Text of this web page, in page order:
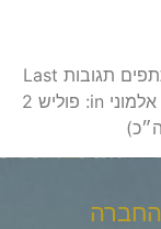
חיפוש: מוצג דיון 1 (מתוך 1 סה״כ) דיון משתתפים תגובות Last
Post כתמים לבנים על הרצפה נפתח על ידי אלמוני in: פוליש 2
החברה